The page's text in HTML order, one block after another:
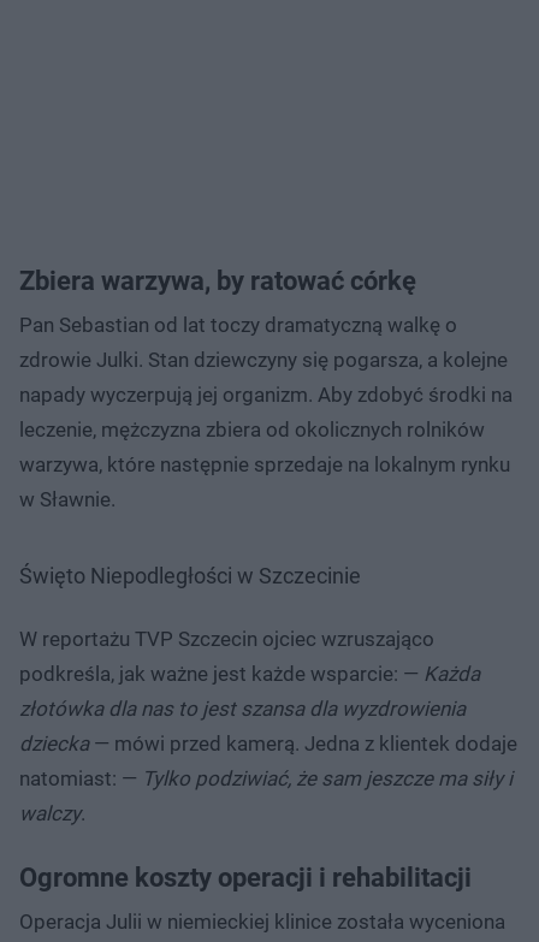
Zbiera warzywa, by ratować córkę
Pan Sebastian od lat toczy dramatyczną walkę o
zdrowie Julki. Stan dziewczyny się pogarsza, a kolejne
napady wyczerpują jej organizm. Aby zdobyć środki na
leczenie, mężczyzna zbiera od okolicznych rolników
warzywa, które następnie sprzedaje na lokalnym rynku
w Sławnie.
Święto Niepodległości w Szczecinie
W reportażu TVP Szczecin ojciec wzruszająco
podkreśla, jak ważne jest każde wsparcie: — Każda
złotówka dla nas to jest szansa dla wyzdrowienia
dziecka— mówi przed kamerą. Jedna z klientek dodaje
natomiast: — Tylko podziwiać, że sam jeszcze ma siły i
walczy.
Ogromne koszty operacji i rehabilitacji
Operacja Julii w niemieckiej klinice została wyceniona